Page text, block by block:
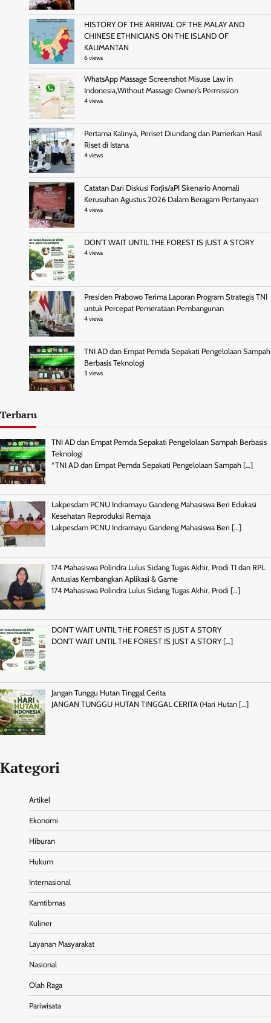
HISTORY OF THE ARRIVAL OF THE MALAY AND
CHINESE ETHNICIANS ON THE ISLAND OF
KALIMANTAN
6 views
WhatsApp Massage Screenshot Misuse Law in
Indonesia,Without Massage Owner’s Permission
4 views
Pertama Kalinya, Periset Diundang dan Pamerkan Hasil
Riset di Istana
4 views
Catatan Dari Diskusi ForJis/aPI Skenario Anomali
Kerusuhan Agustus 2026 Dalam Beragam Pertanyaan
4 views
DON’T WAIT UNTIL THE FOREST IS JUST A STORY
4 views
Presiden Prabowo Terima Laporan Program Strategis TNI
untuk Percepat Pemerataan Pembangunan
4 views
TNI AD dan Empat Pemda Sepakati Pengelolaan Sampah
Berbasis Teknologi
3 views
Terbaru
TNI AD dan Empat Pemda Sepakati Pengelolaan Sampah Berbasis
Teknologi
*TNI AD dan Empat Pemda Sepakati Pengelolaan Sampah […]
Lakpesdam PCNU Indramayu Gandeng Mahasiswa Beri Edukasi
Kesehatan Reproduksi Remaja
Lakpesdam PCNU Indramayu Gandeng Mahasiswa Beri […]
174 Mahasiswa Polindra Lulus Sidang Tugas Akhir, Prodi TI dan RPL
Antusias Kembangkan Aplikasi & Game
174 Mahasiswa Polindra Lulus Sidang Tugas Akhir, Prodi […]
DON’T WAIT UNTIL THE FOREST IS JUST A STORY
DON’T WAIT UNTIL THE FOREST IS JUST A STORY […]
Jangan Tunggu Hutan Tinggal Cerita
JANGAN TUNGGU HUTAN TINGGAL CERITA (Hari Hutan […]
Kategori
Artikel
Ekonomi
Hiburan
Hukum
Internasional
Kamtibmas
Kuliner
Layanan Masyarakat
Nasional
Olah Raga
Pariwisata